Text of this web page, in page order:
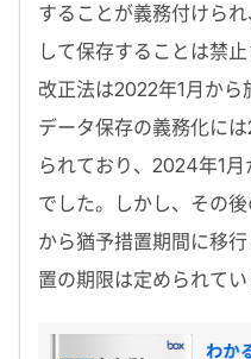
することが義務付けら
して保存することは禁
改正法は2022年1月から
データ保存の義務化に
られており、2024年1
でした。しかし、その
から猶予措置期間に移
置の期限は定められてい